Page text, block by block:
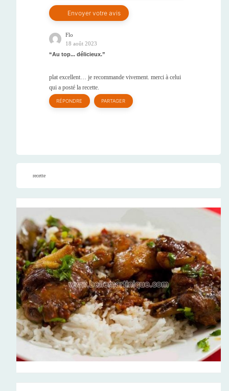
Flo
18 août 2023
Au top... délicieux.
plat excellent… je recommande vivement. merci à celui
qui a posté la recette.
RÉPONDRE PARTAGER
recette